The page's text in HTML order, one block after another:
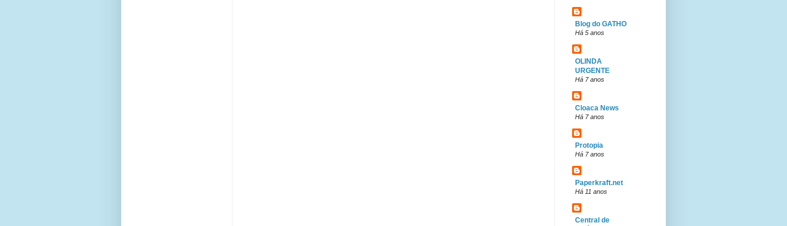
Blog do GATHO
Há 5 anos
OLINDA
URGENTE
Há 7 anos
Cloaca News
Há 7 anos
Protopia
Há 7 anos
Paperkraft.net
Há 11 anos
Central de